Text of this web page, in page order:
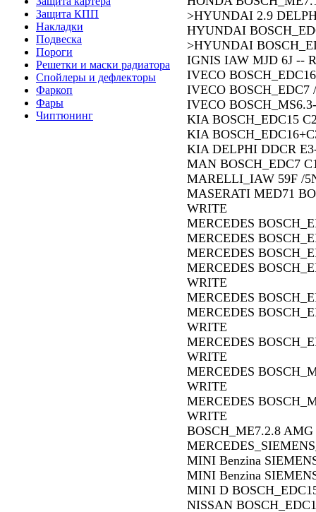
Защита КПП
Накладки
Подвеска
Пороги
Решетки и маски радиатора
Спойлеры и дефлекторы
Фаркоп
Фары
Чиптюнинг
>HYUNDAI 2.9
HYUNDAI
>HYUNDAI
IGNIS IAW MJD 6J --
IVECO
IVECO
IVECO
KIA BOSCH_EDC15
KIA
KIA DELPHI DDCR
MAN BOSCH_EDC7
MARELLI_IAW 59F /
MASERATI MED71
WRITE
MERCEDES
MERCEDES
MERCEDES
MERCEDES
WRITE
MERCEDES
MERCEDES
WRITE
MERCEDES
WRITE
MERCEDES
WRITE
MERCEDES
WRITE
BOSCH_ME7.2.8
MINI Benzina
MINI Benzina
MINI D
NISSAN